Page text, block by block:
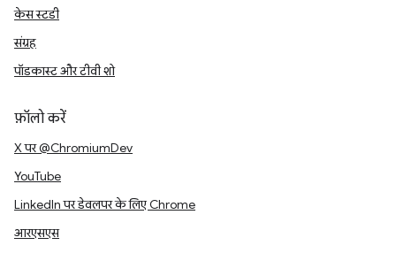
केस स्टडी
संग्रह
पॉडकास्ट और टीवी शो
फ़ॉलो करें
X पर @ChromiumDev
YouTube
LinkedIn पर डेवलपर के लिए Chrome
आरएसएस